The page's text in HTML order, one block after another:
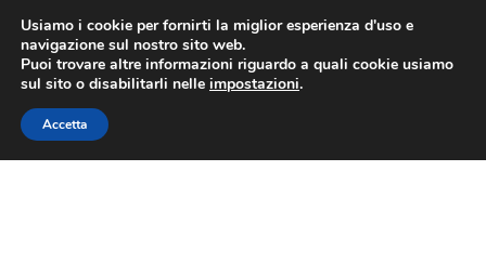
CONSEGNA da 7 EUR
Lun-Ven 9:00 - 16:00/800 580 290
Vai
alla
navigazione
Vai
al
contenuto
Usiamo i cookie per fornirti la miglior esperienza d'uso e
navigazione sul nostro sito web.
Puoi trovare altre informazioni riguardo a quali cookie usiamo
sul sito o disabilitarli nelle impostazioni.
Accetta